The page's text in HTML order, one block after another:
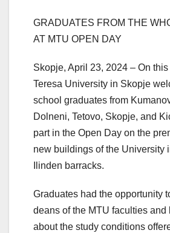
GRADUATES FROM THE
AT MTU OPEN DAY
Skopje, April 23, 2024 – On
Teresa University in Skopje
school graduates from
Dolneni, Tetovo, Skopje, and
part in the Open Day on the
new buildings of the University
Ilinden barracks.
Graduates had the opportunity
deans of the MTU faculties and
about the study conditions